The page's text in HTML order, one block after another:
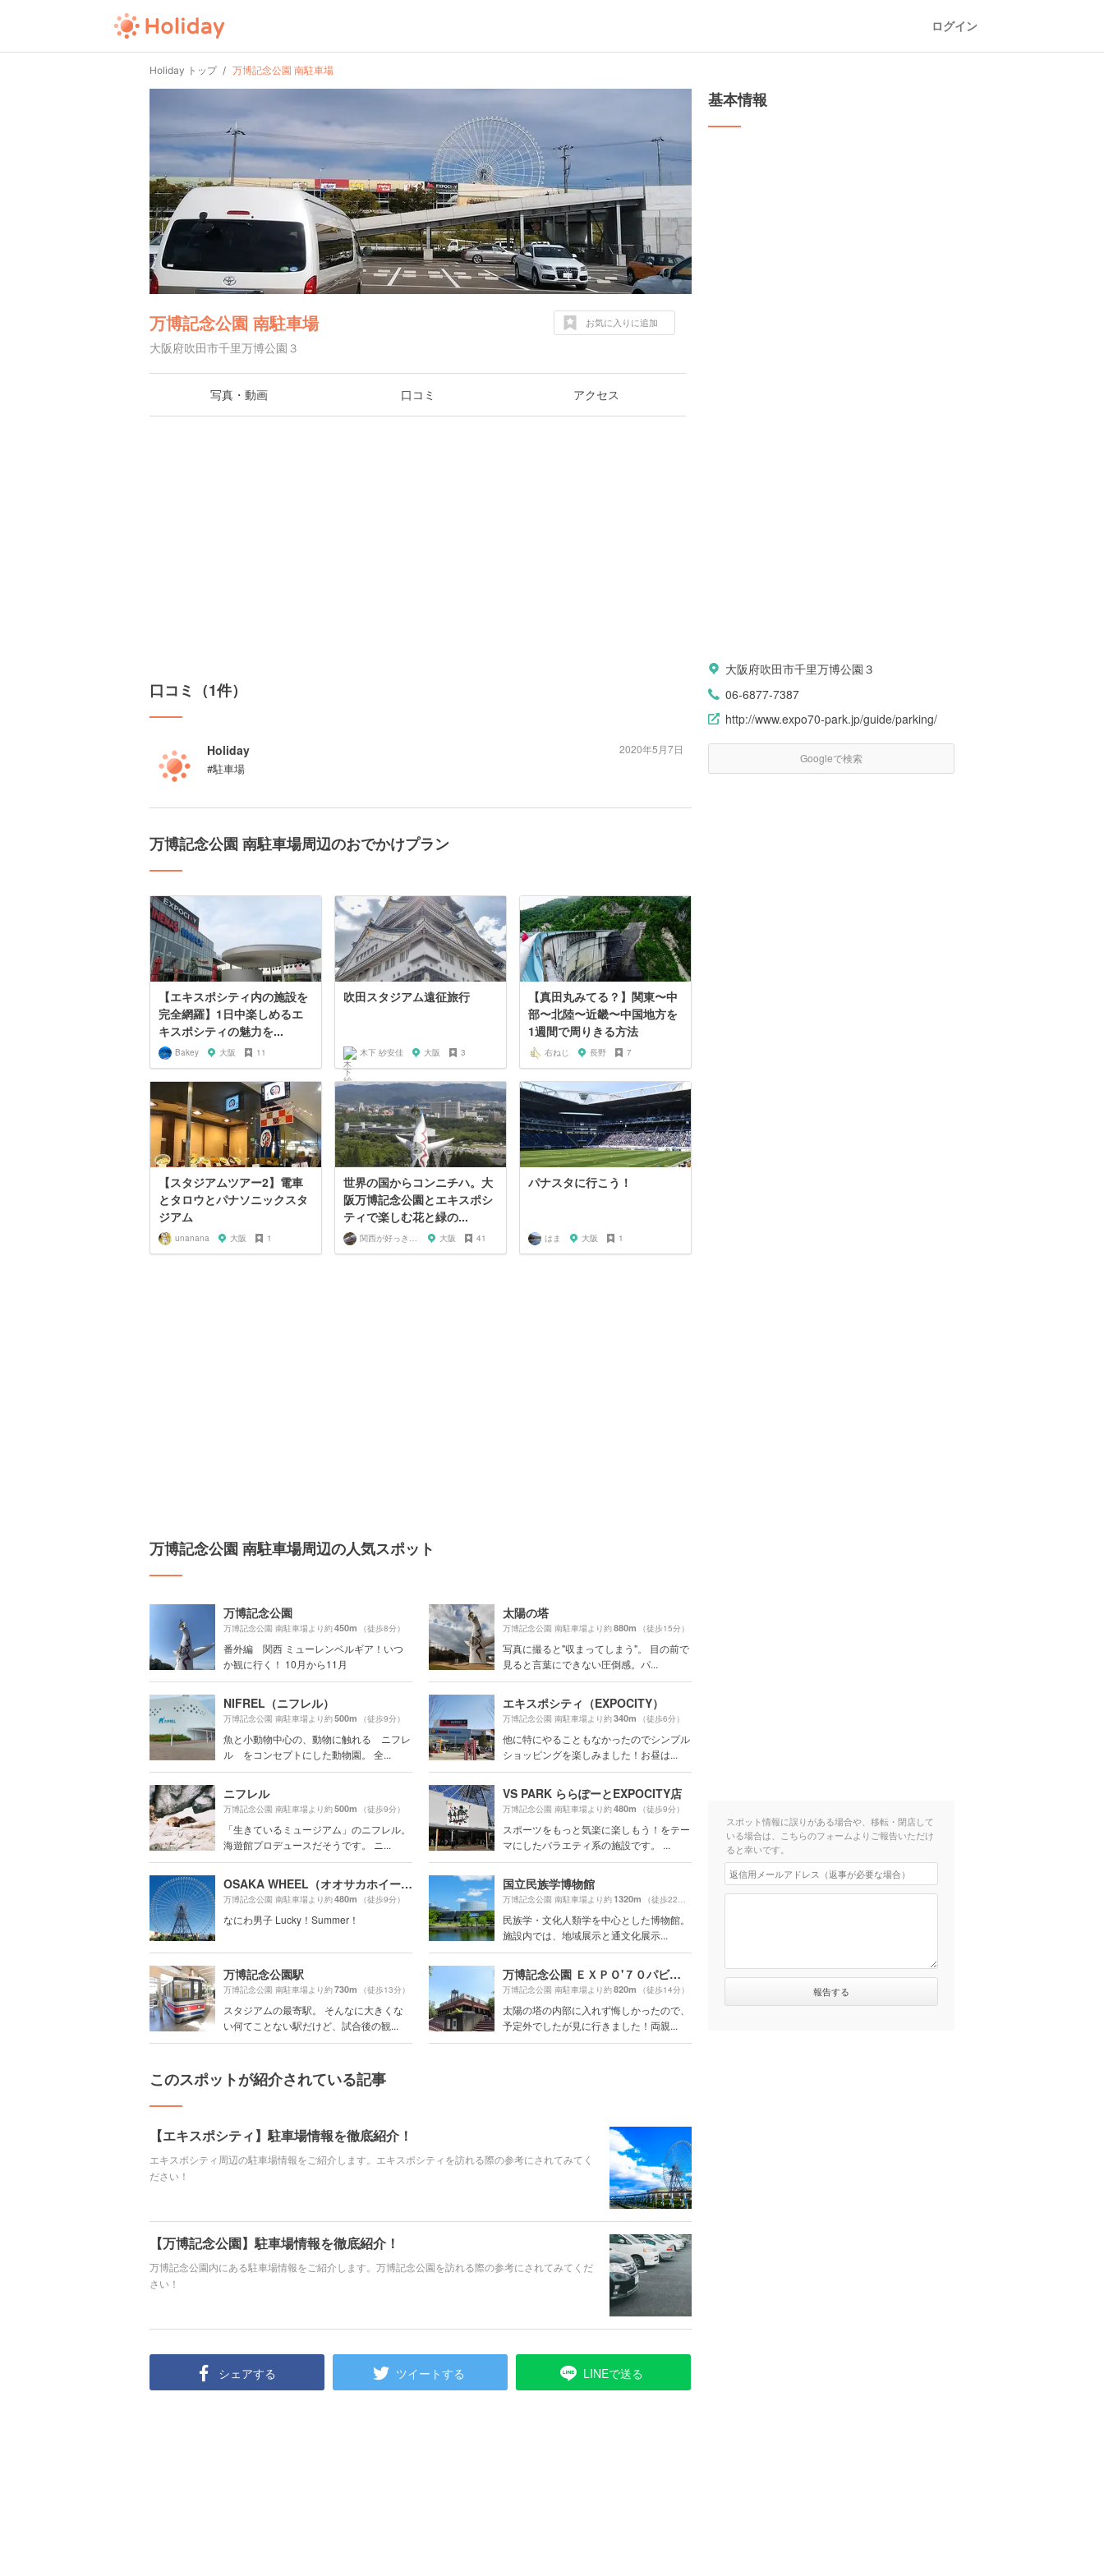
ログイン
Holiday トップ 万博記念公園 南駐車場
万博記念公園 南駐車場
大阪府吹田市千里万博公園３
お気に入りに追加
写真・動画 口コミ アクセス
口コミ（1件）
Holiday
#駐車場
2020年5月7日
万博記念公園 南駐車場周辺のおでかけプラン
【エキスポシティ内の施設を
完全網羅】1日中楽しめるエ
キスポシティの魅力を...
Bakey 大阪 11
吹田スタジアム遠征旅行
木下 紗安佳 大阪 3
【真田丸みてる？】関東〜中
部〜北陸〜近畿〜中国地方を
1週間で周りきる方法
右ねじ 長野 7
【スタジアムツアー2】電車
とタロウとパナソニックスタ
ジアム
unanana 大阪 1
世界の国からコンニチハ。大
阪万博記念公園とエキスポシ
ティで楽しむ花と緑の...
関西が好っきゃねん 大阪 41
パナスタに行こう！
はま 大阪 1
万博記念公園 南駐車場周辺の人気スポット
万博記念公園
万博記念公園 南駐車場より約450m （徒歩8分）
番外編 関西 ミューレンベルギア！いつ
か観に行く！ 10月から11月
太陽の塔
万博記念公園 南駐車場より約880m （徒歩15分）
写真に撮ると"収まってしまう"。 目の前で
見ると言葉にできない圧倒感。パ...
NIFREL（ニフレル）
万博記念公園 南駐車場より約500m （徒歩9分）
魚と小動物中心の、動物に触れる ニフレ
ル をコンセプトにした動物園。 全...
エキスポシティ（EXPOCITY）
万博記念公園 南駐車場より約340m （徒歩6分）
他に特にやることもなかったのでシンプル
ショッピングを楽しみました！お昼は...
ニフレル
万博記念公園 南駐車場より約500m （徒歩9分）
「生きているミュージアム」のニフレル。
海遊館プロデュースだそうです。 ニ...
VS PARK ららぽーとEXPOCITY店
万博記念公園 南駐車場より約480m （徒歩9分）
スポーツをもっと気楽に楽しもう！をテー
マにしたバラエティ系の施設です。 ...
OSAKA WHEEL（オオサカホイール）
万博記念公園 南駐車場より約480m （徒歩9分）
なにわ男子 Lucky！Summer！
国立民族学博物館
万博記念公園 南駐車場より約1320m （徒歩22分）
民族学・文化人類学を中心とした博物館。
施設内では、地域展示と通文化展示...
万博記念公園駅
万博記念公園 南駐車場より約730m （徒歩13分）
スタジアムの最寄駅。 そんなに大きくな
い何てことない駅だけど、試合後の観...
万博記念公園 ＥＸＰＯ'７０パビリオン
万博記念公園 南駐車場より約820m （徒歩14分）
太陽の塔の内部に入れず悔しかったので、
予定外でしたが見に行きました！両親...
このスポットが紹介されている記事
【エキスポシティ】駐車場情報を徹底紹介！
エキスポシティ周辺の駐車場情報をご紹介します。エキスポシティを訪れる際の参考にされてみてく
ださい！
【万博記念公園】駐車場情報を徹底紹介！
万博記念公園内にある駐車場情報をご紹介します。万博記念公園を訪れる際の参考にされてみてくだ
さい！
シェアする ツイートする LINEで送る
基本情報
大阪府吹田市千里万博公園３
06-6877-7387
http://www.expo70-park.jp/guide/parking/
Googleで検索
スポット情報に誤りがある場合や、移転・閉店して
いる場合は、こちらのフォームよりご報告いただけ
ると幸いです。